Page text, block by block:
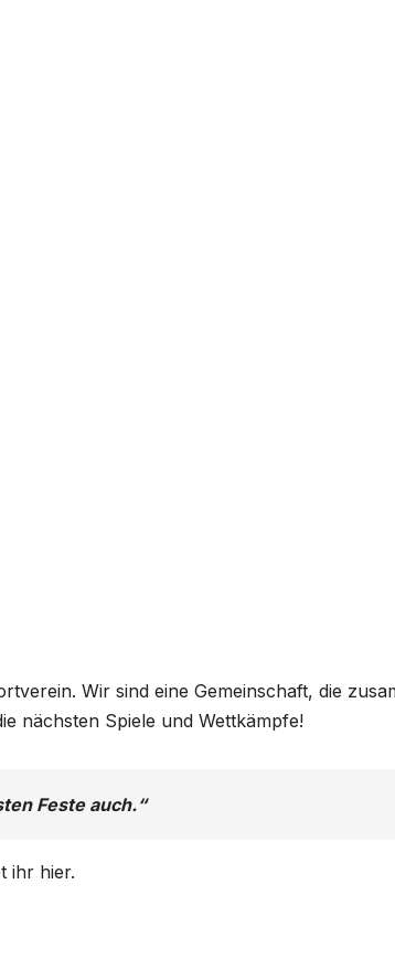
Wir sind eine Gemeinschaft, die
nächsten Spiele und Wettkämpfe!
Feste auch.“
ihr hier.